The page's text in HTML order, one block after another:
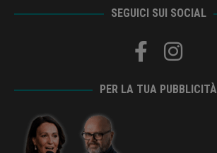
SEGUICI SUI SOCIAL
PER LA TUA PUBBLICITÀ